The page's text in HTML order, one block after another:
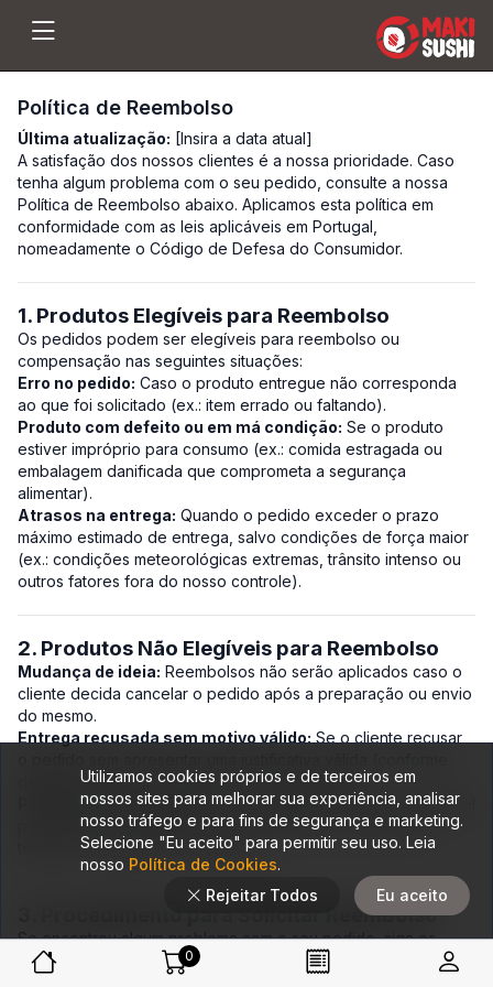
Política de Reembolso
Última atualização: [Insira a data atual]
A satisfação dos nossos clientes é a nossa prioridade. Caso
tenha algum problema com o seu pedido, consulte a nossa
Política de Reembolso abaixo. Aplicamos esta política em
conformidade com as leis aplicáveis em Portugal,
nomeadamente o Código de Defesa do Consumidor.
1. Produtos Elegíveis para Reembolso
Os pedidos podem ser elegíveis para reembolso ou
compensação nas seguintes situações:
Erro no pedido: Caso o produto entregue não corresponda
ao que foi solicitado (ex.: item errado ou faltando).
Produto com defeito ou em má condição: Se o produto
estiver impróprio para consumo (ex.: comida estragada ou
embalagem danificada que comprometa a segurança
alimentar).
Atrasos na entrega: Quando o pedido exceder o prazo
máximo estimado de entrega, salvo condições de força maior
(ex.: condições meteorológicas extremas, trânsito intenso ou
outros fatores fora do nosso controle).
2. Produtos Não Elegíveis para Reembolso
Mudança de ideia: Reembolsos não serão aplicados caso o
cliente decida cancelar o pedido após a preparação ou envio
do mesmo.
Entrega recusada sem motivo válido: Se o cliente recusar
descrito acima), o valor não será reembolsado.
Pedidos não reclamados:Se o cliente não estiver disponível
para receber o pedido na hora acordada e a entrega for
tentada novamente sem sucesso.
3. Procedimento para Solicitar Reembolso
Se encontrou algum problema com o seu pedido, siga os
passos abaixo para solicitar o reembolso:
0
Utilizamos cookies próprios e de terceiros em
nossos sites para melhorar sua experiência, analisar
nosso tráfego e para fins de segurança e marketing.
Selecione "Eu aceito" para permitir seu uso. Leia
nosso Política de Cookies.
Rejeitar Todos
Eu aceito